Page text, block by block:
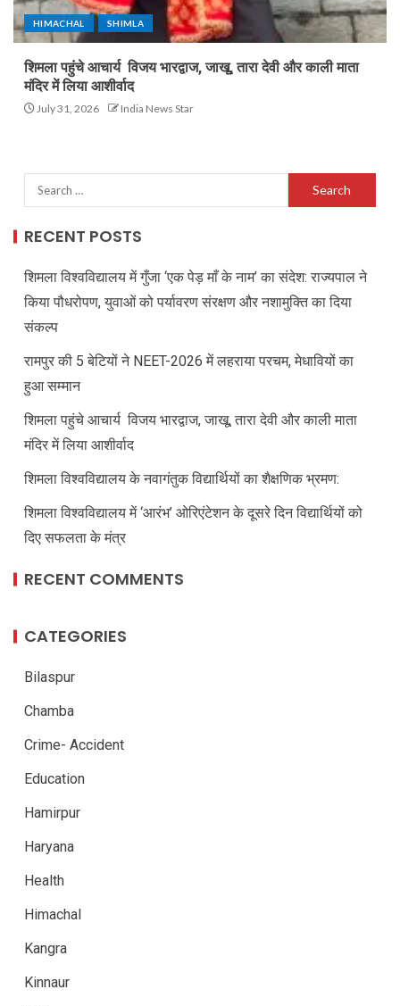
HIMACHAL SHIMLA
शिमला पहुंचे आचार्य विजय भारद्वाज, जाखू, तारा देवी और काली माता
मंदिर में लिया आशीर्वाद
July 31, 2026 India News Star
RECENT POSTS
शिमला विश्वविद्यालय में गुँजा ‘एक पेड़ माँ के नाम’ का संदेश: राज्यपाल ने
किया पौधरोपण, युवाओं को पर्यावरण संरक्षण और नशामुक्ति का दिया
संकल्प
रामपुर की 5 बेटियों ने NEET-2026 में लहराया परचम, मेधावियों का
हुआ सम्मान
शिमला पहुंचे आचार्य विजय भारद्वाज, जाखू, तारा देवी और काली माता
मंदिर में लिया आशीर्वाद
शिमला विश्वविद्यालय के नवागंतुक विद्यार्थियों का शैक्षणिक भ्रमण:
शिमला विश्वविद्यालय में ‘आरंभ’ ओरिएंटेशन के दूसरे दिन विद्यार्थियों को
दिए सफलता के मंत्र
RECENT COMMENTS
CATEGORIES
Bilaspur
Chamba
Crime- Accident
Education
Hamirpur
Haryana
Health
Himachal
Kangra
Kinnaur